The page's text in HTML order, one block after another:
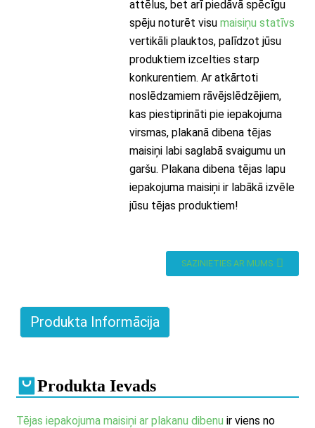
attēlus, bet arī piedāvā spēcīgu
spēju noturēt visu maisiņu statīvs
vertikāli plauktos, palīdzot jūsu
produktiem izcelties starp
konkurentiem. Ar atkārtoti
noslēdzamiem rāvējslēdzējiem,
kas piestiprināti pie iepakojuma
virsmas, plakanā dibena tējas
maisiņi labi saglabā svaigumu un
garšu. Plakana dibena tējas lapu
iepakojuma maisiņi ir labākā izvēle
jūsu tējas produktiem!
SAZINIETIES AR MUMS
Produkta Informācija
Produkta Ievads
Tējas iepakojuma maisiņi ar plakanu dibenu ir viens no